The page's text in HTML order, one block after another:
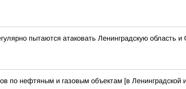
пытаются атаковать Ленинградскую область и
по нефтяным и газовым объектам [в